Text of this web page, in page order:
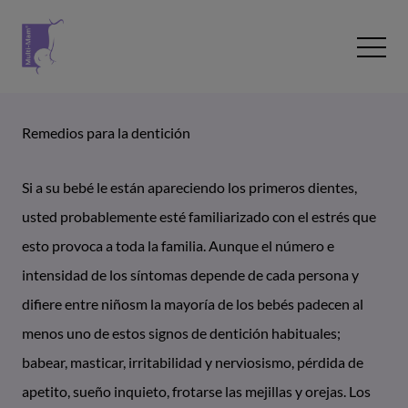
Remedios para la dentición
Si a su bebé le están apareciendo los primeros dientes,
usted probablemente esté familiarizado con el estrés que
esto provoca a toda la familia. Aunque el número e
intensidad de los síntomas depende de cada persona y
difiere entre niñosm la mayoría de los bebés padecen al
menos uno de estos signos de dentición habituales;
babear, masticar, irritabilidad y nerviosismo, pérdida de
apetito, sueño inquieto, frotarse las mejillas y orejas. Los